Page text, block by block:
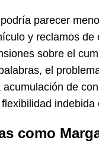
parecer
y reclamos de
sobre el
el
de
indebida
como